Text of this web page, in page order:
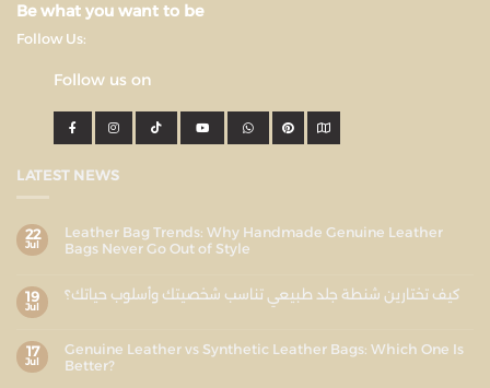
Be what you want to be
Follow Us:
Follow us on
LATEST NEWS
22
Jul
Leather Bag Trends: Why Handmade Genuine Leather
Bags Never Go Out of Style
19
Jul
كيف تختارين شنطة جلد طبيعي تناسب شخصيتك وأسلوب حياتك؟
17
Jul
Genuine Leather vs Synthetic Leather Bags: Which One Is
Better?